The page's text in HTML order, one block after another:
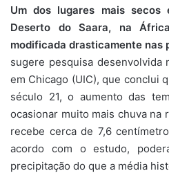
Um dos lugares mais
Deserto do Saara, na
modificada drasticamente nas
sugere pesquisa desenvolvida
em Chicago (UIC), que conclui
século 21, o aumento das
ocasionar muito mais chuva na
recebe cerca de 7,6
acordo com o estudo,
precipitação do que a média